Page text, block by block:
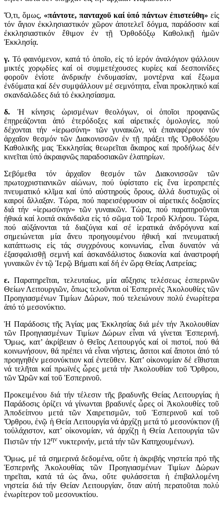
Ὅ,τι, ὅμως, «πάντοτε, πανταχοῦ καί ὑπό πάντων ἐπιστεύθη» εἰς
τόν ἅγιον ἐκκλησιαστικόν χῶρον ἀποτελεῖ δόγμα, παράδοσιν καί
ἐκκλησιαστικόν ἔθιμον ἐν τῇ Ὀρθοδόξῳ Καθολικῇ ἡμῶν
Ἐκκλησίᾳ.
γ. Τό φαινόμενον, κατά τό ὁποῖο, εἰς τό ἱερόν ἀναλόγιον ψάλλουν
μικτές χορῳδίες καί οἱ συμμετέχουσες κυρίες καί δεσποινίδες
φοροῦν ἐνίοτε ἀνδρικήν ἐνδυμασίαν, μοντέρνα καί ἔξωμα
ἐνδύματα καί δέν συμψάλλουν μέ σεμνότητα, εἶναι προκλητικό καί
σκανδαλῶδες διά τό ἐκκλησίασμα.
δ. Ἡ κίνησις ὡρισμένων θεολόγων, οἱ ὁποῖοι προφανῶς
ἐπῃρεάζονται ἀπό ἑτερόδοξες καί αἱρετικές ὁμολογίες, πού
δέχονται τήν «ἱερωσύνη» τῶν γυναικῶν, νά ἐπαναφέρουν τόν
ἀρχαῖον θεσμόν τῶν Διακονισσῶν ἐν τῇ πράξει τῆς Ὀρθοδόξου
Καθολικῆς μας Ἐκκλησίας θεωρεῖται ἄκαιρος καί προδήλως δέν
κινεῖται ὑπό ἀκραιφνῶς παραδοσιακῶν ἐλατηρίων.
Σεβόμεθα τόν ἀρχαῖον θεσμόν τῶν Διακονισσῶν τῶν
πρωτοχριστιανικῶν αἰώνων, πού ὑφίστατο εἰς ἕνα ἱεροπρεπές
πνευματικό κλῖμα καί ὑπό αὐστηρούς ὅρους, ἀλλά δυστυχῶς οἱ
καιροί ἄλλαξαν. Τώρα, πού παρεισέφρυσαν οἱ αἱρετικές δοξασίες
διά τήν «ἱερωσύνην» τῶν γυναικῶν. Τώρα, πού παρατηροῦνται
ἠθικά καί λοιπά σκάνδαλα εἰς τό σῶμα τοῦ Ἱεροῦ Κλήρου. Τώρα,
πού αὐξάνονται τά διαζύγια καί σέ ἱερατικά ἀνδρόγυνα καί
σημειώνεται μία ἄνευ προηγουμένου ἠθική καί πνευματική
κατάπτωσις εἰς τάς συγχρόνους κοινωνίας, εἶναι δυνατόν νά
ἐξασφαλισθῇ σεμνή καί ἀσκανδάλιστος διακονία καί ἀναστροφή
γυναικῶν ἐν τῷ Ἱερῷ Βήματι καί δή ἐν ὥρᾳ Θείας Λατρείας;
ε.Παρατηρεῖται, τελευταίως, μία αὔξησις τελέσεως ἑσπερινῶν
Θείων Λειτουργιῶν, ὅπως τελοῦνται οἱ Ἑσπερινές Ἀκολουθίες τῶν
Προηγιασμένων Τιμίων Δώρων, πού τελειώνουν πολύ ἐνωρίτερα
ἀπό τό μεσονύκτιο.
Ἡ Παράδοσις τῆς Ἁγίας μας Ἐκκλησίας διά μέν τήν Ἀκολουθίαν
τῶν Προηγιασμένων Τιμίων Δώρων εἶναι νά γίνεται Ἑσπερινή.
Ὅμως, κατ’ ἀκρίβειαν ὁ Θεῖος Λειτουργός καί οἱ πιστοί, πού θά
κοινωνήσουν, θά πρέπει νά εἶναι νήστεις, ἄσιτοι καί ἄποτοι ἀπό τό
προηγηθέν μεσονύκτιον καί ἐντεῦθεν. Κατ’ οἰκονομίαν δέ εἴθισται
νά τελῆται καί πρωϊνές ὧρες μετά τήν Ἀκολουθίαν τοῦ Ὄρθρου,
τῶν Ὡρῶν καί τοῦ Ἑσπερινοῦ.
Προκειμένου διά τήν τέλεσιν τῆς βραδυνῆς Θείας Λειτουργίας ἡ
Παράδοσις ὁρίζει νά γίνωνται βραδυνές ὧρες οἱ Ἀκολουθίες τοῦ
Ἀποδείπνου μετά τῶν Χαιρετισμῶν, τοῦ Ἑσπερινοῦ καί τοῦ
Ὄρθρου, ἐνῷ ἡ Θεία Λειτουργία νά ἀρχίζῃ μετά τό μεσονύκτιον (ἤ
τοὐλάχιστον, κατ’ οἰκονομίαν, νά ἀρχίζῃ ἡ Θεία Λειτουργία τῶν
Πιστῶν τήν 12ην νυκτερινήν, μετά τήν τῶν Κατηχουμένων).
Ὅμως, μέ τά σημερινά δεδομένα, οὔτε ἡ ἀκριβής νηστεία πρό τῆς
Ἑσπερινῆς Ἀκολουθίας τῶν Προηγιασμένων Τιμίων Δώρων
τηρεῖται, κατά τά ὡς ἄνω, οὔτε φυλάσσεται ἡ ἐπιβαλλομένη
νηστεία διά τήν Θείαν Λειτουργίαν, ὅταν αὐτή περατοῦται πολύ
ἐνωρίτερον τοῦ μεσονυκτίου.